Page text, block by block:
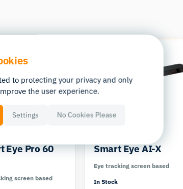
Eye Pro 60
screen based
Smart Eye AI-X
Eye tracking screen based
In Stock
to protecting your privacy and only
the user experience.
Settings No Cookies Please